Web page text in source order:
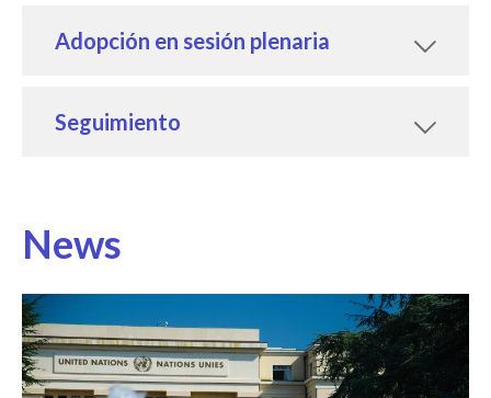
Adopción en sesión plenaria
Seguimiento
News